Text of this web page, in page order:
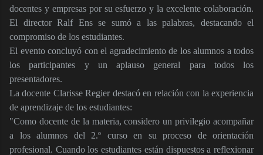
docentes y empresas por su esfuerzo y la excelente colaboración.
El director Ralf Ens se sumó a las palabras, destacando el
compromiso de los estudiantes.
El evento concluyó con el agradecimiento de los alumnos a todos
los participantes y un aplauso general para todos los
presentadores.
La docente Clarisse Regier destacó en relación con la experiencia
de aprendizaje de los estudiantes:
"Como docente de la materia, considero un privilegio acompañar
a los alumnos del 2.º curso en su proceso de orientación
profesional. Cuando los estudiantes están dispuestos a reflexionar